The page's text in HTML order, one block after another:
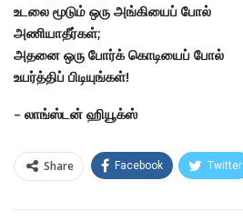
உடலை மூடும் ஒரு அங்கியைப் போல்
அணியாதீர்கள்;
அதனை ஒரு போர்க் கொடியைப் போல்
உயர்த்திப் பிடியுங்கள்!
– லாங்ஸ்டன் ஹியூக்ஸ்
Share Facebook Twitter